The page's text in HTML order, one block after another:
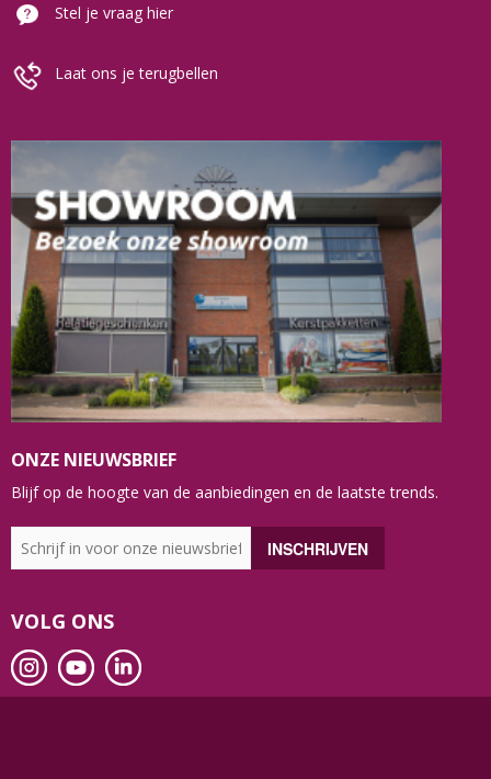
Stel je vraag hier
Laat ons je terugbellen
ONZE NIEUWSBRIEF
Blijf op de hoogte van de aanbiedingen en de laatste trends.
VOLG ONS